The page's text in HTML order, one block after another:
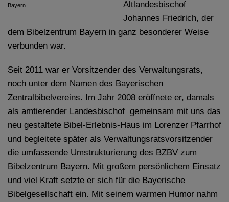
Bayern
Altlandesbischof
Johannes Friedrich, der
dem Bibelzentrum Bayern in ganz besonderer Weise
verbunden war.
Seit 2011 war er Vorsitzender des Verwaltungsrats,
noch unter dem Namen des Bayerischen
Zentralbibelvereins. Im Jahr 2008 eröffnete er, damals
als amtierender Landesbischof gemeinsam mit uns das
neu gestaltete Bibel-Erlebnis-Haus im Lorenzer Pfarrhof
und begleitete später als Verwaltungsratsvorsitzender
die umfassende Umstrukturierung des BZBV zum
Bibelzentrum Bayern. Mit großem persönlichem Einsatz
und viel Kraft setzte er sich für die Bayerische
Bibelgesellschaft ein. Mit seinem warmen Humor nahm